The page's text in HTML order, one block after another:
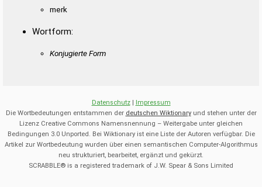
merk
Wortform:
Konjugierte Form
Datenschutz| Impressum
Die Wortbedeutungen entstammen der deutschen Wiktionaryund stehen unter der
Lizenz Creative Commons Namensnennung – Weitergabe unter gleichen
Bedingungen 3.0 Unported. Bei Wiktionary ist eine Liste der Autoren verfügbar. Die
Artikel zur Wortbedeutung wurden über einen semantischen Computer-Algorithmus
neu strukturiert, bearbeitet, ergänzt und gekürzt.
SCRABBLE® is a registered trademark of J.W. Spear & Sons Limited